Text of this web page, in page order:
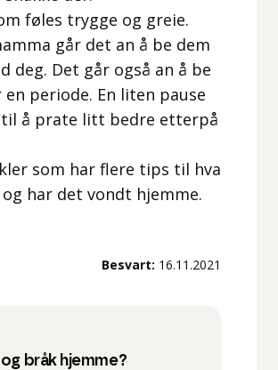
føles trygge og greie.
går det an å be dem
deg. Det går også an å be
periode. En liten pause
å prate litt bedre etterpå
som har flere tips til hva
har det vondt hjemme.
Besvart: 16.11.2021
bråk hjemme?